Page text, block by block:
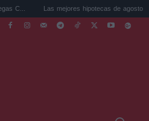
Las mejores hipotecas de agosto: el TAE más